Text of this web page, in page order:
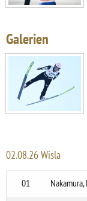
Galerien
02.08.26 Wisla
01
Nakamura,